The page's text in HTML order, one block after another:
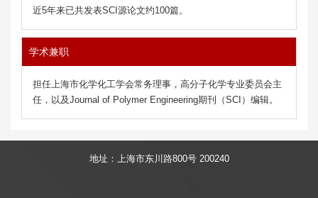
近5年来已共发表SCI源论文约100篇。
学术兼职
担任上海市化学化工学会常务理事，高分子化学专业委员会主
任，以及Journal of Polymer Engineering期刊（SCI）编辑。
地址：上海市东川路800号 200240